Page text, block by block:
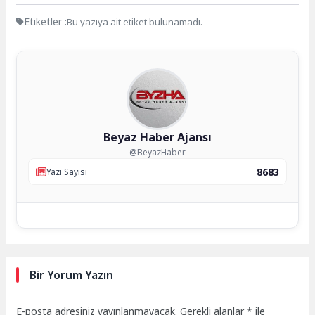
Etiketler :Bu yazıya ait etiket bulunamadı.
Beyaz Haber Ajansı
@BeyazHaber
Yazı Sayısı
8683
Bir Yorum Yazın
E-posta adresiniz yayınlanmayacak. Gerekli alanlar* ile